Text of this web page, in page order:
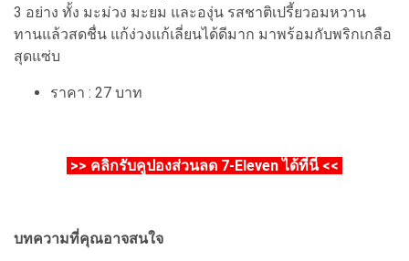
3 อย่าง ทั้ง มะม่วง มะยม และองุ่น รสชาติเปรี้ยวอมหวาน
ทานแล้วสดชื่น แก้ง่วงแก้เลี่ยนได้ดีมาก มาพร้อมกับพริกเกลือ
สุดแซ่บ
ราคา : 27 บาท
>> คลิกรับคูปองส่วนลด 7-Eleven ได้ที่นี่<<
บทความที่คุณอาจสนใจ